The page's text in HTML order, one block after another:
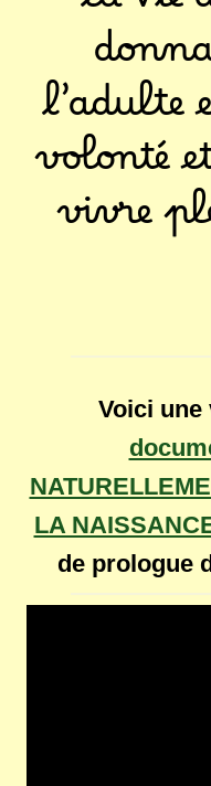
l’adulte
volonté
vivre
Voici une
LA
de prologue